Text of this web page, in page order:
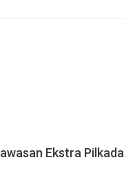
Ekstra Pilkada